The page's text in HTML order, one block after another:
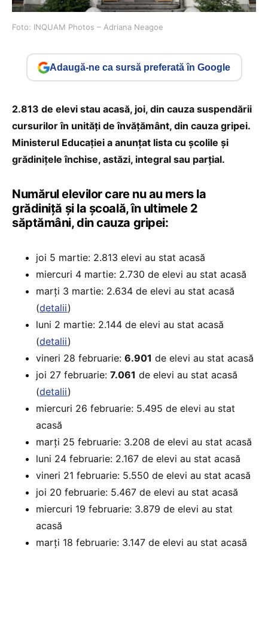
Foto: INQUAM Photos – Adriana Neagoe
Adaugă-ne ca sursă preferată în Google
2.813 de elevi stau acasă, joi, din cauza suspendării
cursurilor în unități de învățământ, din cauza gripei.
Ministerul Educației a anunțat lista cu școlile și
grădinițele închise, astăzi, integral sau parțial.
Numărul elevilor care nu au mers la
grădiniță și la școală, în ultimele 2
săptămâni, din cauza gripei:
joi 5 martie: 2.813 elevi au stat acasă
miercuri 4 martie: 2.730 de elevi au stat acasă
marți 3 martie: 2.634 de elevi au stat acasă
(detalii)
luni 2 martie: 2.144 de elevi au stat acasă
(detalii)
vineri 28 februarie: 6.901 de elevi au stat acasă
joi 27 februarie: 7.061 de elevi au stat acasă
(detalii)
miercuri 26 februarie: 5.495 de elevi au stat
acasă
marți 25 februarie: 3.208 de elevi au stat acasă
luni 24 februarie: 2.167 de elevi au stat acasă
vineri 21 februarie: 5.550 de elevi au stat acasă
joi 20 februarie: 5.467 de elevi au stat acasă
miercuri 19 februarie: 3.879 de elevi au stat
acasă
marți 18 februarie: 3.147 de elevi au stat acasă